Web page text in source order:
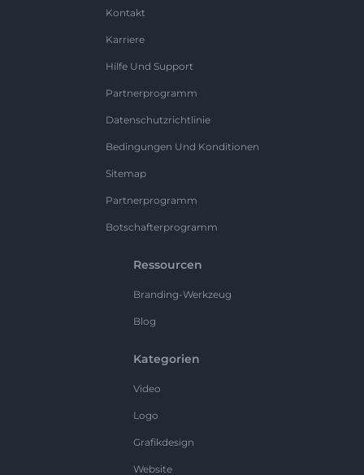
Kontakt
Karriere
Hilfe Und Support
Partnerprogramm
Datenschutzrichtlinie
Bedingungen Und Konditionen
Sitemap
Partnerprogramm
Botschafterprogramm
Ressourcen
Branding-Werkzeug
Blog
Kategorien
Video
Logo
Grafikdesign
Website